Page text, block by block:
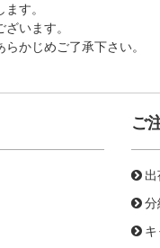
す。
います。
かじめご了承下さい。
ご
分